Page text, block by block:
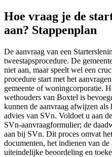
Hoe vraag je de
aan? Stappenplan
De aanvraag van een
tweestapsprocedure. De
niet aan, maar speelt wel een
procedure start met het
gemeente of woningcorporatie.
wethouders van Boxtel is
kunnen de aanvraag afwijzen
advies van SVn. Voldoet u aan
SVn-aanvraagformulier; de
aan bij SVn. Dit proces omvat
documenten, het indienen van
uiteindelijke beoordeling en